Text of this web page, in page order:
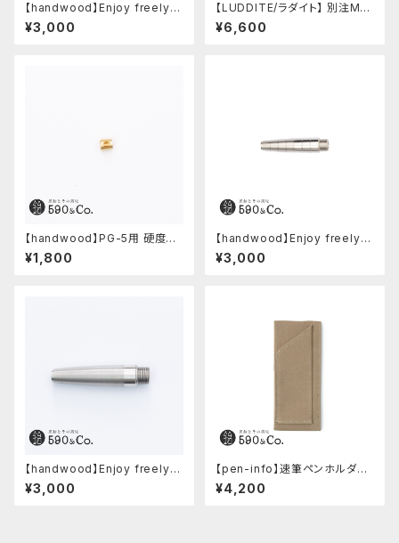
【handwood】Enjoy freely
後軸 (超超ジュラルミン)
¥3,000
【LUDDITE/ラダイト】 別注MAY
Aレザーボートペンケース (コニ
ャック)
¥6,600
【handwood】PG-5用 硬度表
示窓 (真鍮/菱形窓)
¥1,800
【handwood】Enjoy freely
前軸 (ステンレス)
¥3,000
【handwood】Enjoy freely
前軸・滑り止め(ステンレス)
¥3,000
【pen-info】速筆ペンホルダー
A5スナップパッド590&Co.別注
色 (ベージュ)
¥4,200